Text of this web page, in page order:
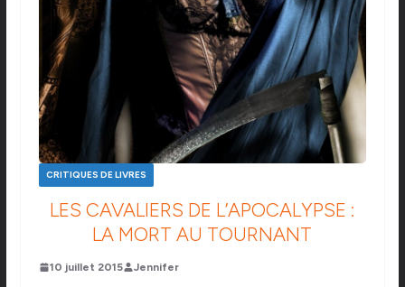
CRITIQUES DE LIVRES
LES CAVALIERS DE L’APOCALYPSE :
LA MORT AU TOURNANT
10 juillet 2015 Jennifer